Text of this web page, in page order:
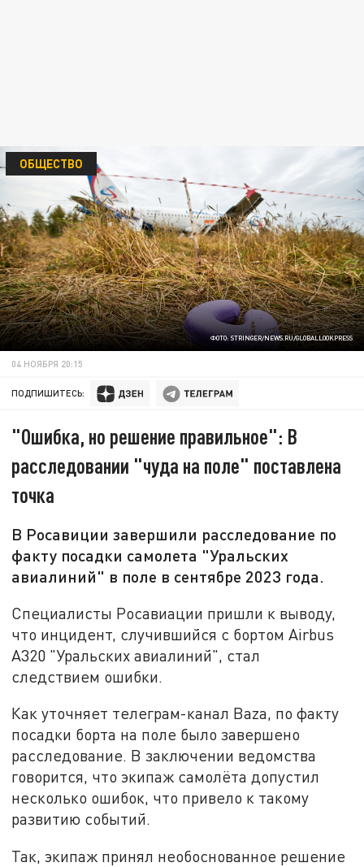
ФОТО: STRINGER/NEWS.RU/GLOBALLOOKPRESS
ОБЩЕСТВО
04 НОЯБРЯ 20:15
ПОДПИШИТЕСЬ:
"Ошибка, но решение правильное": В
расследовании "чуда на поле" поставлена
точка
В Росавиции завершили расследование по
факту посадки самолета "Уральских
авиалиний" в поле в сентябре 2023 года.
Специалисты Росавиации пришли к выводу,
что инцидент, случившийся с бортом Airbus
A320 "Уральских авиалиний", стал
следствием ошибки.
Как уточняет телеграм-канал Baza, по факту
посадки борта на поле было завершено
расследование. В заключении ведомства
говорится, что экипаж самолёта допустил
несколько ошибок, что привело к такому
развитию событий.
Так, экипаж принял необоснованное решение